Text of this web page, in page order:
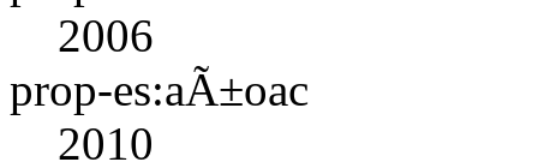
2006
prop-es:aÃ±oac
2010